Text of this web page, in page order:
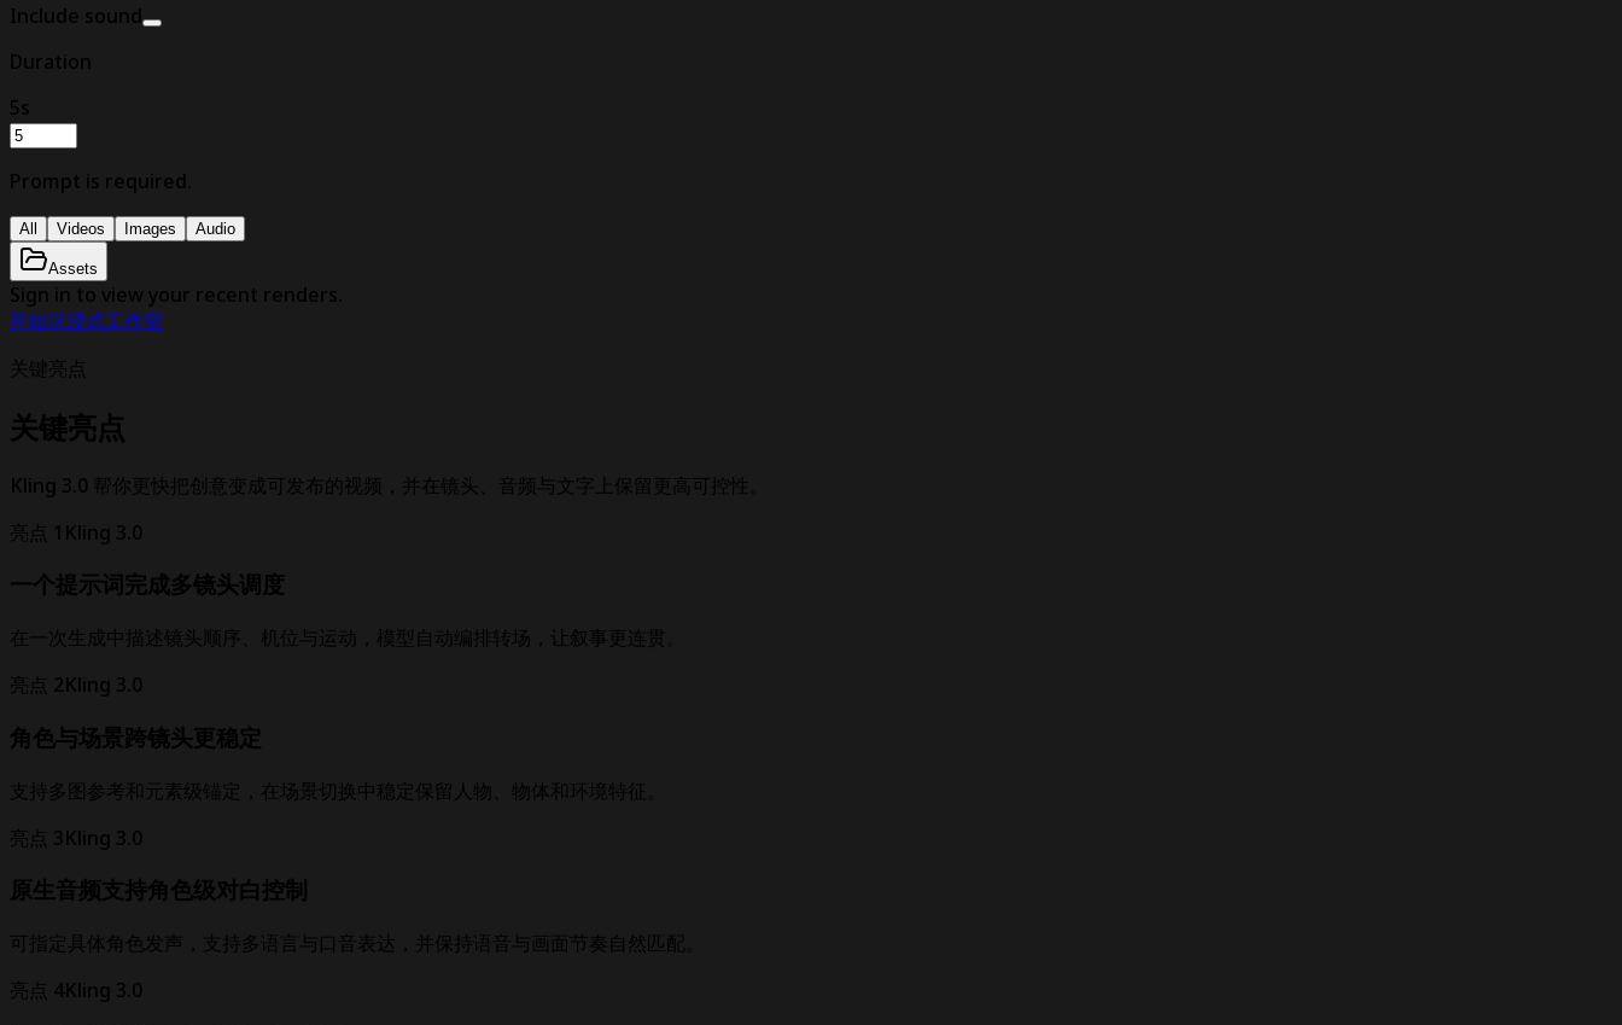
Include sound
Duration
5s
Prompt is required.
All Videos Images Audio
Assets
Sign in to view your recent renders.
开始沉浸式工作室
关键亮点
关键亮点
Kling 3.0 帮你更快把创意变成可发布的视频，并在镜头、音频与文字上保留更高可控性。
亮点 1 Kling 3.0
一个提示词完成多镜头调度
在一次生成中描述镜头顺序、机位与运动，模型自动编排转场，让叙事更连贯。
亮点 2Kling 3.0
角色与场景跨镜头更稳定
支持多图参考和元素级锚定，在场景切换中稳定保留人物、物体和环境特征。
亮点 3Kling 3.0
原生音频支持角色级对白控制
可指定具体角色发声，支持多语言与口音表达，并保持语音与画面节奏自然匹配。
亮点 4Kling 3.0